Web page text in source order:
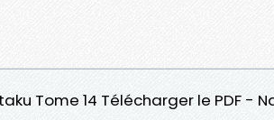
Tome 14 Télécharger le PDF -